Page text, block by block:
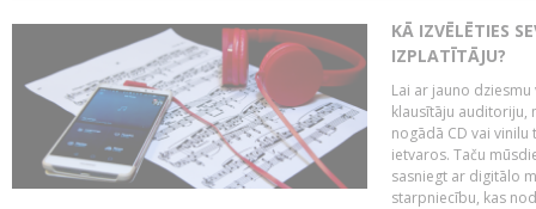
KĀ IZVĒLĒTIES
IZPLATĪTĀJU?
Lai ar jauno
klausītāju auditoriju,
nogādā CD vai
ietvaros. Taču
sasniegt ar digitālo
starpniecību, kas